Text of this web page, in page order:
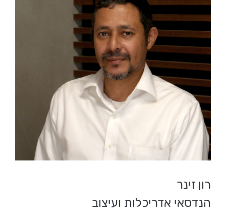
רון זינר
הנדסאי אדריכלות ועיצוב